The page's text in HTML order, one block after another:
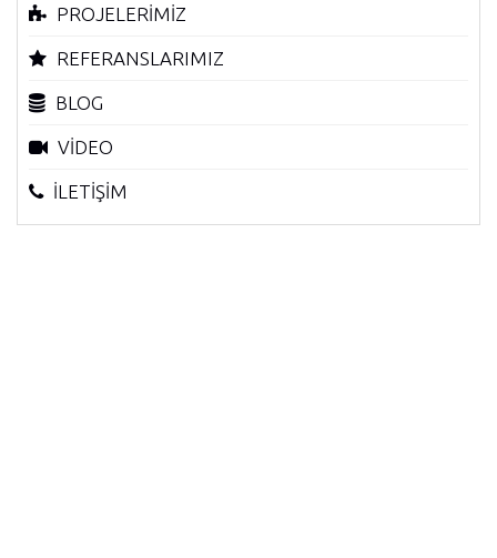
PROJELERİMİZ
REFERANSLARIMIZ
BLOG
VİDEO
İLETİŞİM